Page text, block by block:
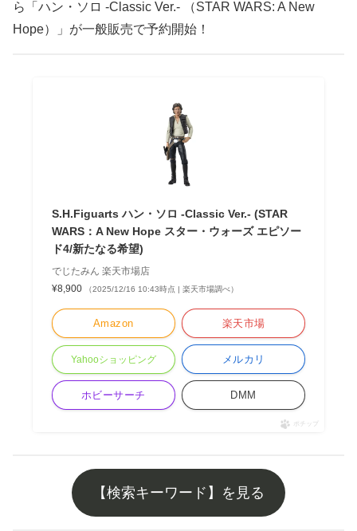
ら「ハン・ソロ -Classic Ver.- （STAR WARS: A New
Hope）」が一般販売で予約開始！
S.H.Figuarts ハン・ソロ -Classic Ver.- (STAR
WARS：A New Hope スター・ウォーズ エピソー
ド4/新たなる希望)
でじたみん 楽天市場店
¥8,900
（2025/12/16 10:43時点 | 楽天市場調べ）
Amazon 楽天市場
Yahooショッピング メルカリ
ホビーサーチ DMM
ポチップ
【検索キーワード】を見る